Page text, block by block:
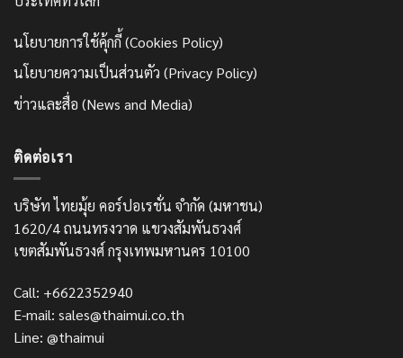
นโยบายการใช้คุ้กกี้ (Cookies Policy)
นโยบายความเป็นส่วนตัว (Privacy Policy)
ข่าวและสื่อ (News and Media)
ติดต่อเรา
บริษัท ไทยมุ้ย คอร์ปอเรชั่น จำกัด (มหาชน)
1620/4 ถนนทรงวาด แขวงสัมพันธวงศ์
เขตสัมพันธวงศ์ กรุงเทพมหานคร 10100
Call: +6622352940
E-mail: sales@thaimui.co.th
Line: @thaimui